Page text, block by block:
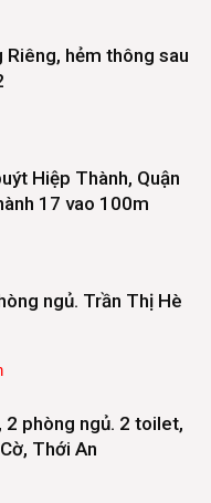
Riêng, hẻm thông sau
Hiệp Thành, Quận
17 vao 100m
ngủ. Trần Thị Hè
2 phòng ngủ. 2 toilet,
Thới An